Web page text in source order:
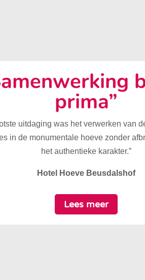
prima”
uitdaging was het verwerken van
in de monumentale hoeve zonder
het authentieke karakter.”
Hotel Hoeve Beusdalshof
Lees meer